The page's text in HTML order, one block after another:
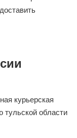
курьерская
тульской области